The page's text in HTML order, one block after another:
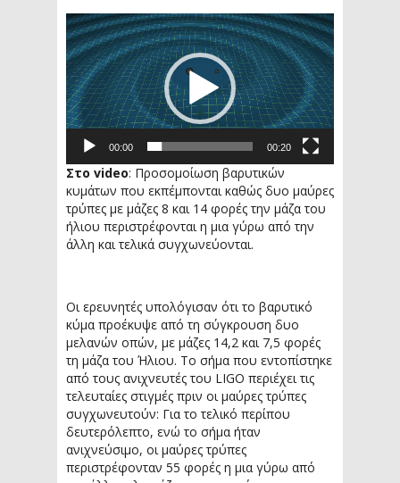
Πρόγραμμα
Αναπαραγωγής
Βίντεο
00:00 00:20
Στο video: Προσομοίωση βαρυτικών
κυμάτων που εκπέμπονται καθώς δυο μαύρες
τρύπες με μάζες 8 και 14 φορές την μάζα του
ήλιου περιστρέφονται η μια γύρω από την
άλλη και τελικά συγχωνεύονται.
Οι ερευνητές υπολόγισαν ότι το βαρυτικό
κύμα προέκυψε από τη σύγκρουση δυο
μελανών οπών, με μάζες 14,2 και 7,5 φορές
τη μάζα του Ήλιου. Το σήμα που εντοπίστηκε
από τους ανιχνευτές του LIGO περιέχει τις
τελευταίες στιγμές πριν οι μαύρες τρύπες
συγχωνευτούν: Για το τελικό περίπου
δευτερόλεπτο, ενώ το σήμα ήταν
ανιχνεύσιμο, οι μαύρες τρύπες
περιστρέφονταν 55 φορές η μια γύρω από